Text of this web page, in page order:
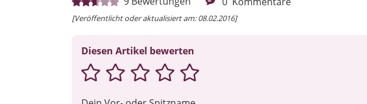
[Veröffentlicht oder aktualisiert am: 08.02.2016]
Diesen Artikel bewerten